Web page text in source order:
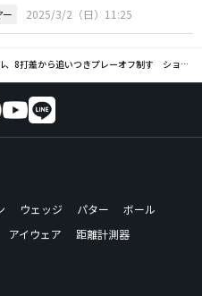
ー 2025/3/2（日）11:25
打差から追いつきプレーオフ制す ショーン・ノリスは2位
ウェッジ パター
ボール
アイウェア
距離計測器